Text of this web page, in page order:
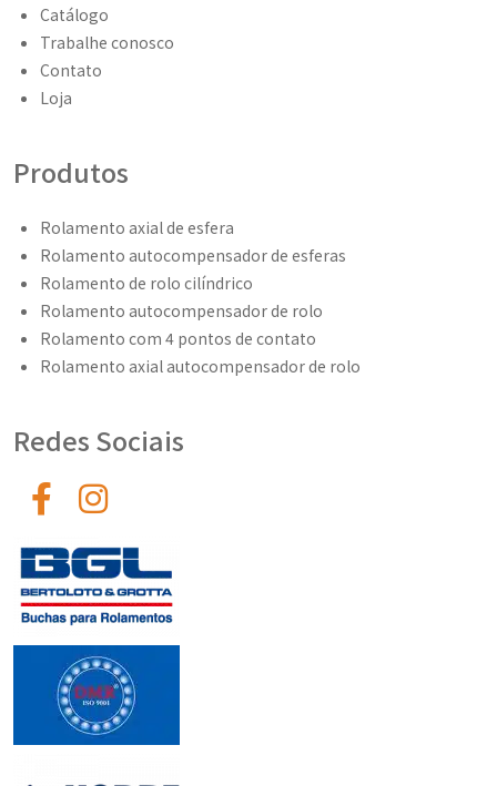
Catálogo
Trabalhe conosco
Contato
Loja
Produtos
Rolamento axial de esfera
Rolamento autocompensador de esferas
Rolamento de rolo cilíndrico
Rolamento autocompensador de rolo
Rolamento com 4 pontos de contato
Rolamento axial autocompensador de rolo
Redes Sociais